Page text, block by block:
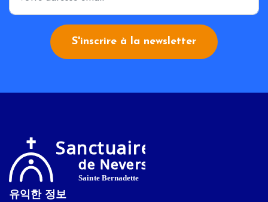
S'inscrire à la newsletter
유익한 정보